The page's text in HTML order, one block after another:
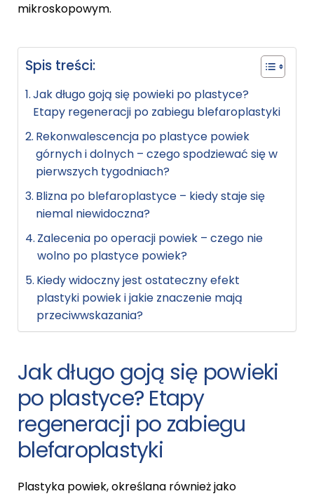
mikroskopowym.
Spis treści:
Jak długo goją się powieki po plastyce?
Etapy regeneracji po zabiegu blefaroplastyki
Rekonwalescencja po plastyce powiek
górnych i dolnych – czego spodziewać się w
pierwszych tygodniach?
Blizna po blefaroplastyce – kiedy staje się
niemal niewidoczna?
Zalecenia po operacji powiek – czego nie
wolno po plastyce powiek?
Kiedy widoczny jest ostateczny efekt
plastyki powiek i jakie znaczenie mają
przeciwwskazania?
Jak długo goją się powieki
po plastyce? Etapy
regeneracji po zabiegu
blefaroplastyki
Plastyka powiek, określana również jako